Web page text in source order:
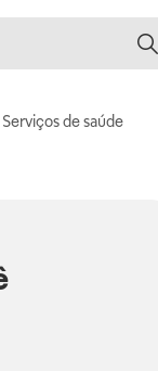
Serviços de saúde